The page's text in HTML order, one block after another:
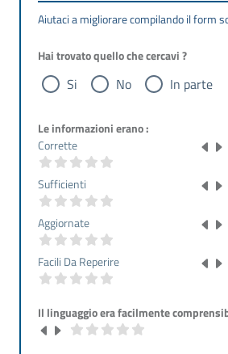
Aiutaci a migliorare compilando il form
Hai trovato quello che cercavi ?
Si No In parte
Le informazioni erano :
Corrette
Sufficienti
Aggiornate
Facili Da Reperire
Il linguaggio era facilmente